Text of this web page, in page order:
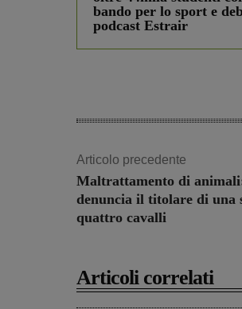
bando per lo sport e
podcast Estrair
Articolo precedente
Maltrattamento di
denuncia il titolare di una
quattro cavalli
Articoli correlati